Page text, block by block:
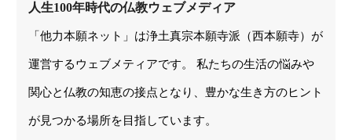
人生100年時代の仏教ウェブメディア
「他力本願ネット」は浄土真宗本願寺派（西本願寺）が
運営するウェブメティアです。 私たちの生活の悩みや
関心と仏教の知恵の接点となり、豊かな生き方のヒント
が見つかる場所を目指しています。